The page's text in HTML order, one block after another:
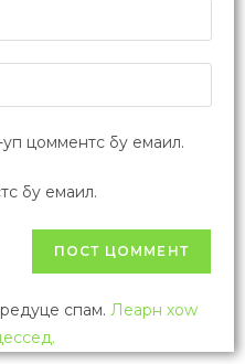
цомментс бy емаил.
бy емаил.
спам. Леарн хоw